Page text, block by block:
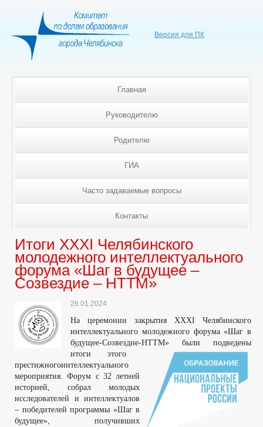
Версия для ПК
Главная
Руководителю
Родителю
ГИА
Часто задаваемые вопросы
Контакты
Итоги XXXI Челябинского
молодежного интеллектуального
форума «Шаг в будущее –
Созвездие – НТТМ»
26.01.2024
На церемонии закрытия XXXI Челябинского
интеллектуального молодежного форума «Шаг в
будущее-Созвездие-НТТМ» были подведены
итоги этого
престижногоинтеллектуального
мероприятия. Форум с 32 летней
историей, собрал молодых
исследователей и интеллектуалов
– победителей программы «Шаг в
будущее», получивших